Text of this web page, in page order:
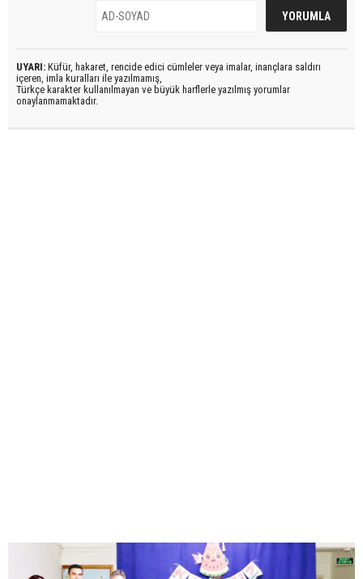
UYARI: Küfür, hakaret, rencide edici cümleler veya imalar, inançlara saldırı
içeren, imla kuralları ile yazılmamış,
Türkçe karakter kullanılmayan ve büyük harflerle yazılmış yorumlar
onaylanmamaktadır.